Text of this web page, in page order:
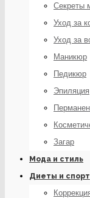
Секреты
Уход за
Уход за
Маникюр
Педикюр
Эпиляция
Загар
Мода и стиль
Диеты и спорт